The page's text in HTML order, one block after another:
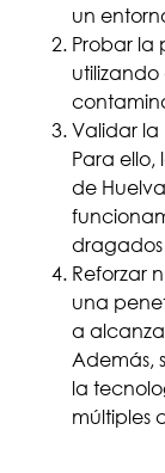
un
Probar la
Validar
Para
de
dragados
Reforzar
una
a
Además,
la
múltiples